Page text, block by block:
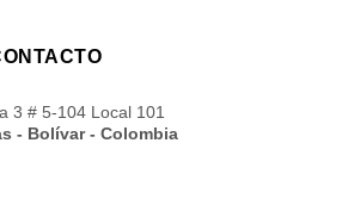
3 # 5-104 Local 101
- Bolívar - Colombia